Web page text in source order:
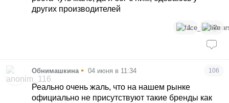
других производителей
1 2
Обнимашкина • 04 июня в 11:34 106
Реально очень жаль, что на нашем рынке
официально не присутствуют такие бренды как